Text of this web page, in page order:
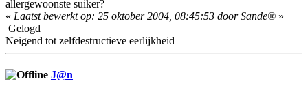
allergewoonste suiker?
« Laatst bewerkt op: 25 oktober 2004, 08:45:53 door Sande® »
Gelogd
Neigend tot zelfdestructieve eerlijkheid
J@n